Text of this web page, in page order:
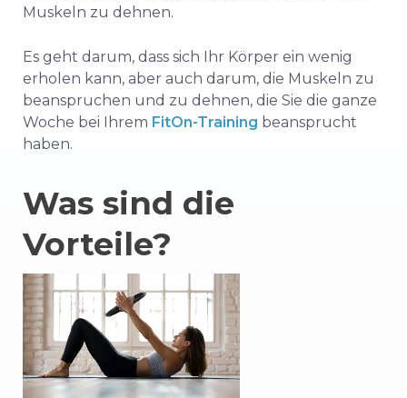
Muskeln zu dehnen.
Es geht darum, dass sich Ihr Körper ein wenig
erholen kann, aber auch darum, die Muskeln zu
beanspruchen und zu dehnen, die Sie die ganze
Woche bei Ihrem FitOn-Training beansprucht
haben.
Was sind die
Vorteile?